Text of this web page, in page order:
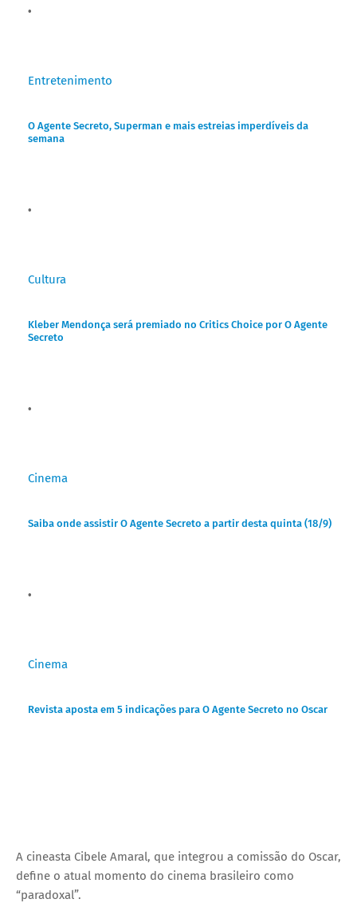
Entretenimento
O Agente Secreto, Superman e mais estreias imperdíveis da
semana
Cultura
Kleber Mendonça será premiado no Critics Choice por O Agente
Secreto
Cinema
Saiba onde assistir O Agente Secreto a partir desta quinta (18/9)
Cinema
Revista aposta em 5 indicações para O Agente Secreto no Oscar
A cineasta Cibele Amaral, que integrou a comissão do Oscar,
define o atual momento do cinema brasileiro como
“paradoxal”.